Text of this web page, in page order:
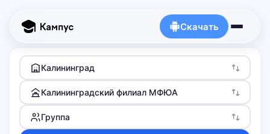
Скачать
Калининград
Калининградский филиал МФЮА
Группа